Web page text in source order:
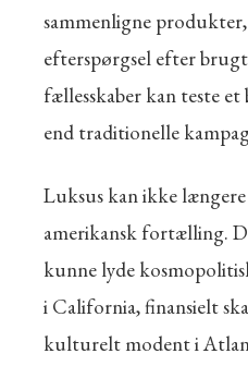
sammenligne
efterspørgsel efter
fællesskaber kan teste
end traditionelle
Luksus kan ikke længere
amerikansk fortælling.
kunne lyde
i California, finansielt
kulturelt modent i